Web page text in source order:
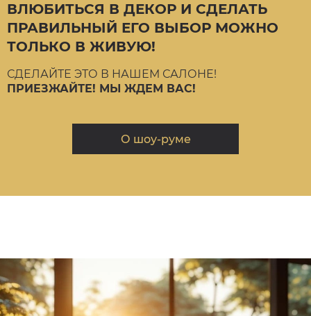
ВЛЮБИТЬСЯ В ДЕКОР И СДЕЛАТЬ
ПРАВИЛЬНЫЙ ЕГО ВЫБОР МОЖНО
ТОЛЬКО В ЖИВУЮ!
СДЕЛАЙТЕ ЭТО В НАШЕМ САЛОНЕ!
ПРИЕЗЖАЙТЕ! МЫ ЖДЕМ ВАС!
О шоу-руме